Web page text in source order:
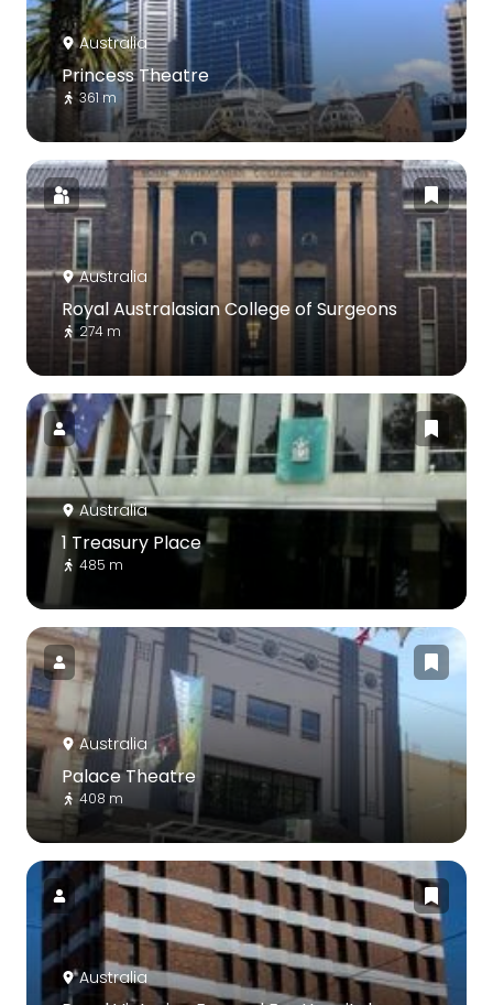
Australia
Princess Theatre
361 m
Australia
Royal Australasian College of Surgeons
274 m
Australia
1 Treasury Place
485 m
Australia
Palace Theatre
408 m
Australia